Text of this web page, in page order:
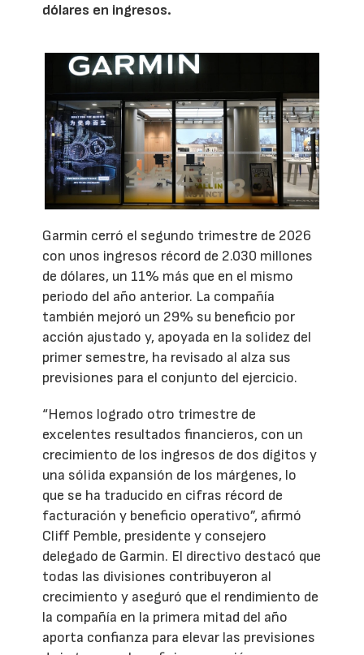
dólares en ingresos.
Garmin cerró el segundo trimestre de 2026
con unos ingresos récord de 2.030 millones
de dólares, un 11% más que en el mismo
periodo del año anterior. La compañía
también mejoró un 29% su beneficio por
acción ajustado y, apoyada en la solidez del
primer semestre, ha revisado al alza sus
previsiones para el conjunto del ejercicio.
“Hemos logrado otro trimestre de
excelentes resultados financieros, con un
crecimiento de los ingresos de dos dígitos y
una sólida expansión de los márgenes, lo
que se ha traducido en cifras récord de
facturación y beneficio operativo”, afirmó
Cliff Pemble, presidente y consejero
delegado de Garmin. El directivo destacó que
todas las divisiones contribuyeron al
crecimiento y aseguró que el rendimiento de
la compañía en la primera mitad del año
aporta confianza para elevar las previsiones